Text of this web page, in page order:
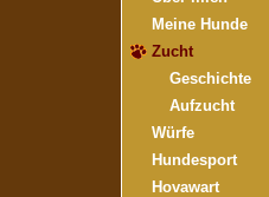
Meine Hunde
Zucht
Geschichte
Aufzucht
Würfe
Hundesport
Hovawart